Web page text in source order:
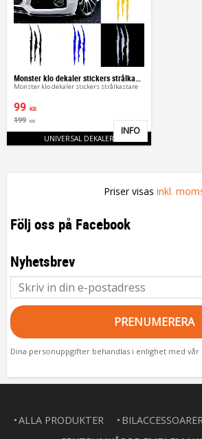
Monster klo dekaler stickers strålkastare
Monster klo dekaler stickers strålkastare
99 KR
199 KR
UNIVERSAL DEKALER Lägg till i
INFO
Priser visas inkl.
Följ oss på Facebook
Nyhetsbrev
PRENUMERERA
Dina personuppgifter behandlas i enlighet med vår
ALLA PRODUKTER